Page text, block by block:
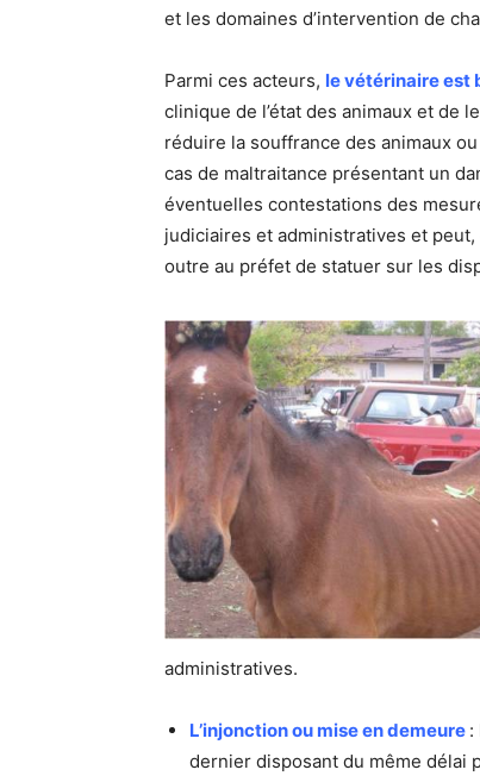
et les domaines d’intervention de
Parmi ces acteurs, le vétérinaire est
clinique de l’état des animaux et de
réduire la souffrance des animaux
cas de maltraitance présentant un
éventuelles contestations des
judiciaires et administratives et
outre au préfet de statuer sur les
administratives.
L’injonction ou mise en demeure :
dernier disposant du même délai